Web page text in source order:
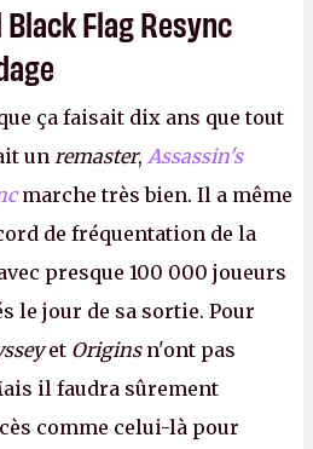
Flag Resync
ça faisait dix ans que tout
un remaster, Assassin's
marche très bien. Il a même
de fréquentation de la
presque 100 000 joueurs
le jour de sa sortie. Pour
et Originsn'ont pas
il faudra sûrement
comme celui-là pour